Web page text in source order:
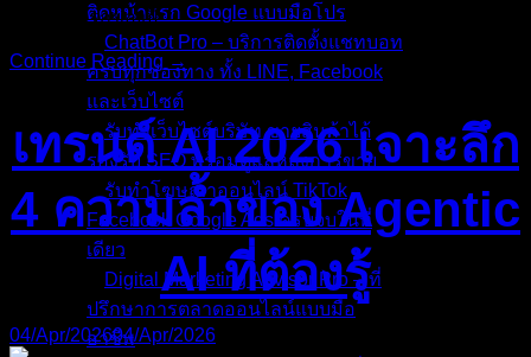
ติดหน้าแรก Google แบบมือโปร
ChatBot Pro – บริการติดตั้งแชทบอท
ครบทุกช่องทาง ทั้ง LINE, Facebook
และเว็บไซต์
รับทำเว็บไซต์บริษัท ขายสินค้าได้
รองรับ SEO พร้อมดูแลหลังการขาย
รับทำโฆษณาออนไลน์ TikTok
Facebook Google Ads ครบจบในที่
เดียว
Digital Marketing Advisor Pro – ที่
ปรึกษาการตลาดออนไลน์แบบมือ
อาชีพ
ไตรมาสแรกของปี
Continue Reading →
เทรนด์ AI 2026 เจาะลึก
4 ความล้ำของ Agentic
AI ที่ต้องรู้
04/Apr/202604/Apr/2026